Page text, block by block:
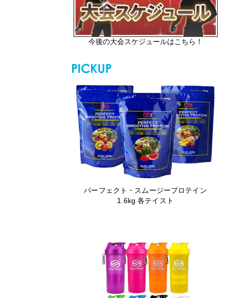
今後の大会スケジュールはこちら！
パーフェクト・スムージープロテイン
1.6kg 各テイスト